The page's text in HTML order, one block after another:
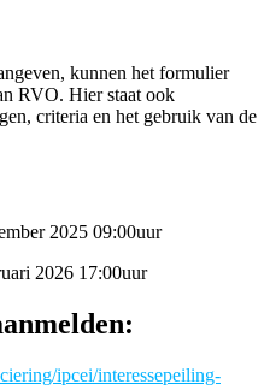
kunnen het formulier
RVO. Hier staat ook
criteria en het gebruik van de
2025 09:00uur
2026 17:00uur
ipcei/interessepeiling-